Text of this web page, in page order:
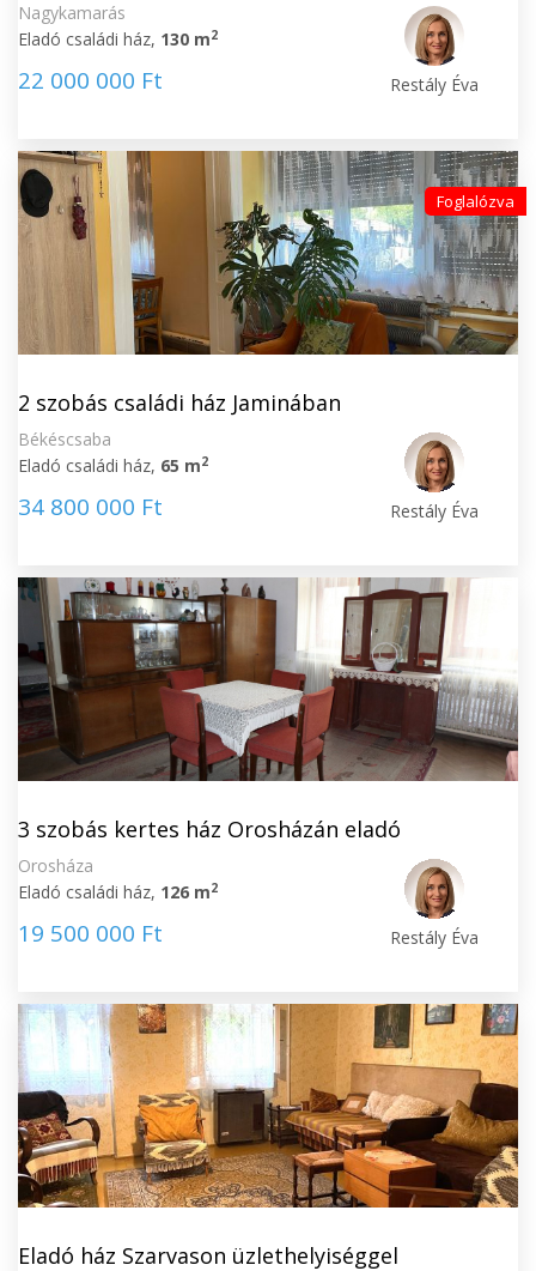
Nagykamarás
Eladó családi ház, 130 m2
22 000 000 Ft Restály Éva
Foglalózva
2 szobás családi ház Jaminában
Békéscsaba
Eladó családi ház, 65 m2
34 800 000 Ft Restály Éva
3 szobás kertes ház Orosházán eladó
Orosháza
Eladó családi ház, 126 m2
19 500 000 Ft Restály Éva
Eladó ház Szarvason üzlethelyiséggel